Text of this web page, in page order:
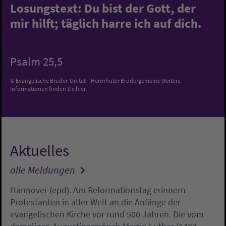
Losungstext: Du bist der Gott, der
mir hilft; täglich harre ich auf dich.
Psalm 25,5
© Evangelische Brüder-Unität – Herrnhuter BrüdergemeineWeitere
Informationen finden Sie hier.
Aktuelles
alle Meldungen
Hannover (epd). Am Reformationstag erinnern
Protestanten in aller Welt an die Anfänge der
evangelischen Kirche vor rund 500 Jahren. Die vom